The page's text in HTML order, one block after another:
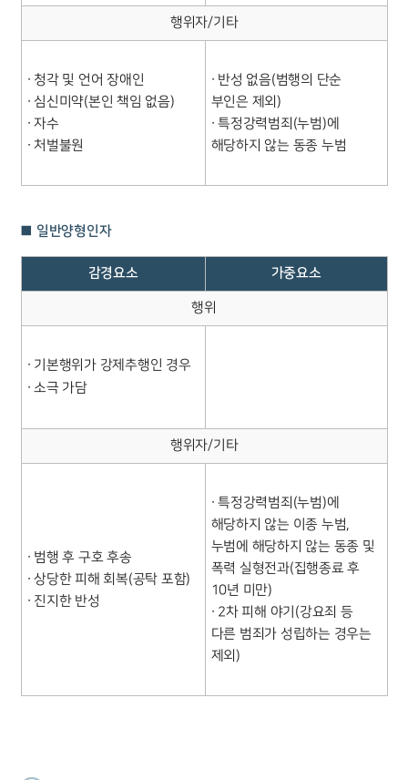
행위자/기타
∙ 청각 및 언어 장애인
∙ 심신미약(본인 책임 없음)
∙ 자수
∙ 처벌불원
∙ 반성 없음(범행의 단순
부인은 제외)
∙ 특정강력범죄(누범)에
해당하지 않는 동종 누범
■ 일반양형인자
감경요소 가중요소
행위
∙ 기본행위가 강제추행인 경우
∙ 소극 가담
행위자/기타
∙ 범행 후 구호 후송
∙ 상당한 피해 회복(공탁 포함)
∙ 진지한 반성
∙ 특정강력범죄(누범)에
해당하지 않는 이종 누범,
누범에 해당하지 않는 동종 및
폭력 실형전과(집행종료 후
10년 미만)
∙ 2차 피해 야기(강요죄 등
다른 범죄가 성립하는 경우는
제외)